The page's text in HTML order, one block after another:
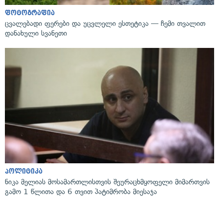
ფოტოგრაფია
ცვალებადი ფერები და უცვლელი ესთეტიკა — ჩემი თვალით
დანახული სვანეთი
პოლიტიკა
ნიკა მელიას მოსამართლისთვის შეურაცხმყოფელი მიმართვის
გამო 1 წლითა და 6 თვით პატიმრობა მიესაჯა